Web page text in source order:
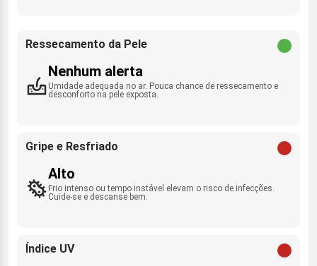
Ressecamento da Pele
Nenhum alerta
Umidade adequada no ar. Pouca chance de ressecamento e
desconforto na pele exposta.
Gripe e Resfriado
Alto
Frio intenso ou tempo instável elevam o risco de infecções.
Cuide-se e descanse bem.
Índice UV